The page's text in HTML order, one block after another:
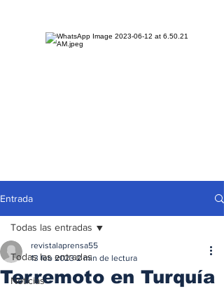
Entrada
Todas las entradas
Noticias
Todas las entradas
Terremoto en Turquía
revistalaprensa55
13 feb 2023 2 min de lectura